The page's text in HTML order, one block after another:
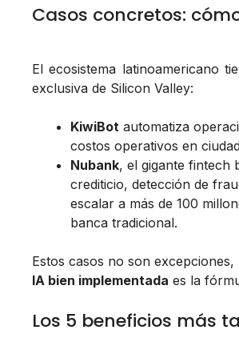
Casos concretos:
El ecosistema latinoamericano
exclusiva de Silicon Valley:
KiwiBot automatiza
costos operativos en
Nubank, el gigante fintech
crediticio, detección de
escalar a más de 100
banca tradicional.
Estos casos no son
IA bien implementada es la
Los 5 beneficios más